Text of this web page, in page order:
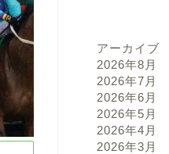
アーカイブ
2026年8月
2026年7月
2026年6月
2026年5月
2026年4月
2026年3月